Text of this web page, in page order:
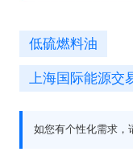
低硫燃料油
上海国际能源交
如您有个性化需求，